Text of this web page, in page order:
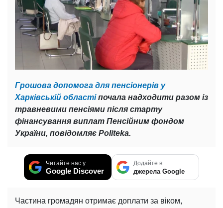
Грошова допомога для пенсіонерів у
Харківській областіпочала надходити разом із
травневими пенсіями після старту
фінансування виплат Пенсійним фондом
України, повідомляє Politeka.
Читайте нас у
Google Discover
Додайте в
джерела Google
Частина громадян отримає доплати за віком,